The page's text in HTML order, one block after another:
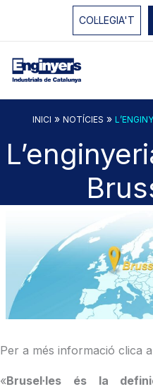
COL·LEGIA'T
INICI » NOTÍCIES »
Per a més informació clica
«Brusel·les és la